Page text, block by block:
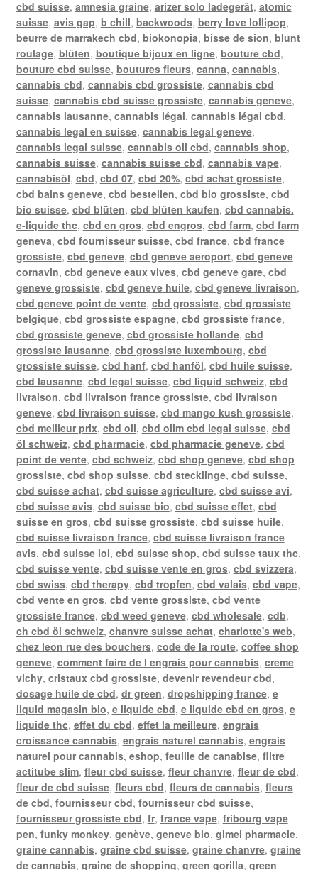
cbd suisse, amnesia graine, arizer solo ladegerät, atomic
suisse, avis gap, b chill, backwoods, berry love lollipop,
beurre de marrakech cbd, biokonopia, bisse de sion, blunt
roulage, blüten, boutique bijoux en ligne, bouture cbd,
bouture cbd suisse, boutures fleurs, canna, cannabis,
cannabis cbd, cannabis cbd grossiste, cannabis cbd
suisse, cannabis cbd suisse grossiste, cannabis geneve,
cannabis lausanne, cannabis légal, cannabis légal cbd,
cannabis legal en suisse, cannabis legal geneve,
cannabis legal suisse, cannabis oil cbd, cannabis shop,
cannabis suisse, cannabis suisse cbd, cannabis vape,
cannabisöl, cbd, cbd 07, cbd 20%, cbd achat grossiste,
cbd bains geneve, cbd bestellen, cbd bio grossiste, cbd
bio suisse, cbd blüten, cbd blüten kaufen, cbd cannabis.
e-liquide thc, cbd en gros, cbd engros, cbd farm, cbd farm
geneva, cbd fournisseur suisse, cbd france, cbd france
grossiste, cbd geneve, cbd geneve aeroport, cbd geneve
cornavin, cbd geneve eaux vives, cbd geneve gare, cbd
geneve grossiste, cbd geneve huile, cbd geneve livraison,
cbd geneve point de vente, cbd grossiste, cbd grossiste
belgique, cbd grossiste espagne, cbd grossiste france,
cbd grossiste geneve, cbd grossiste hollande, cbd
grossiste lausanne, cbd grossiste luxembourg, cbd
grossiste suisse, cbd hanf, cbd hanföl, cbd huile suisse,
cbd lausanne, cbd legal suisse, cbd liquid schweiz, cbd
livraison, cbd livraison france grossiste, cbd livraison
geneve, cbd livraison suisse, cbd mango kush grossiste,
cbd meilleur prix, cbd oil, cbd oilm cbd legal suisse, cbd
öl schweiz, cbd pharmacie, cbd pharmacie geneve, cbd
point de vente, cbd schweiz, cbd shop geneve, cbd shop
grossiste, cbd shop suisse, cbd stecklinge, cbd suisse,
cbd suisse achat, cbd suisse agriculture, cbd suisse avi,
cbd suisse avis, cbd suisse bio, cbd suisse effet, cbd
suisse en gros, cbd suisse grossiste, cbd suisse huile,
cbd suisse livraison france, cbd suisse livraison france
avis, cbd suisse loi, cbd suisse shop, cbd suisse taux thc,
cbd suisse vente, cbd suisse vente en gros, cbd svizzera,
cbd swiss, cbd therapy, cbd tropfen, cbd valais, cbd vape,
cbd vente en gros, cbd vente grossiste, cbd vente
grossiste france, cbd weed geneve, cbd wholesale, cdb,
ch cbd öl schweiz, chanvre suisse achat, charlotte's web,
chez leon rue des bouchers, code de la route, coffee shop
geneve, comment faire de l engrais pour cannabis, creme
vichy, cristaux cbd grossiste, devenir revendeur cbd,
dosage huile de cbd, dr green, dropshipping france, e
liquid magasin bio, e liquide cbd, e liquide cbd en gros, e
liquide thc, effet du cbd, effet la meilleure, engrais
croissance cannabis, engrais naturel cannabis, engrais
naturel pour cannabis, eshop, feuille de canabise, filtre
actitube slim, fleur cbd suisse, fleur chanvre, fleur de cbd,
fleur de cbd suisse, fleurs cbd, fleurs de cannabis, fleurs
de cbd, fournisseur cbd, fournisseur cbd suisse,
fournisseur grossiste cbd, fr, france vape, fribourg vape
pen, funky monkey, genève, geneve bio, gimel pharmacie,
graine cannabis, graine cbd suisse, graine chanvre, graine
de cannabis, graine de shopping, green gorilla, green